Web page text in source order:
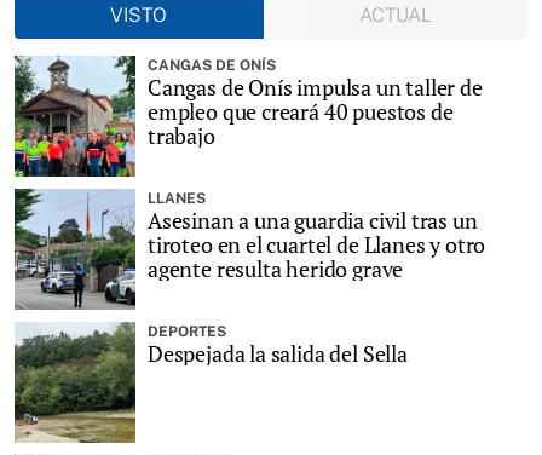
VISTO
ACTUAL
CANGAS DE ONÍS
Cangas de Onís impulsa un taller de
empleo que creará 40 puestos de
trabajo
LLANES
Asesinan a una guardia civil tras un
tiroteo en el cuartel de Llanes y otro
agente resulta herido grave
DEPORTES
Despejada la salida del Sella